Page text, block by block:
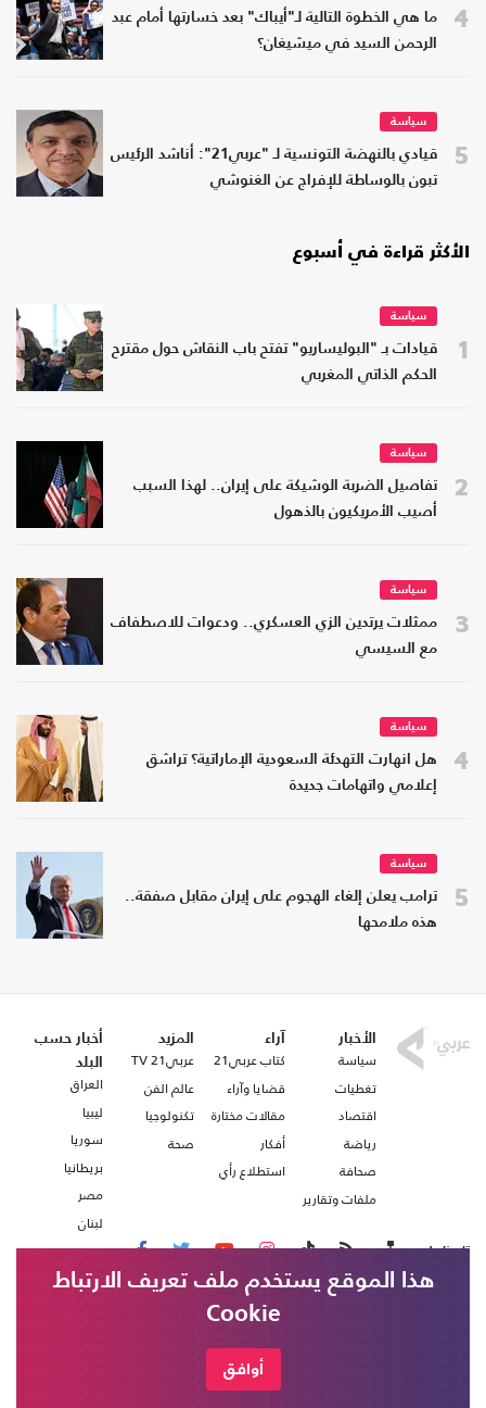
4
ما هي الخطوة التالية لـ"أيباك" بعد خسارتها أمام عبد
الرحمن السيد في ميشيغان؟
5
سياسة
قيادي بالنهضة التونسية لـ "عربي21": أناشد الرئيس
تبون بالوساطة للإفراج عن الغنوشي
الأكثر قراءة في أسبوع
1
سياسة
قيادات بـ "البوليساريو" تفتح باب النقاش حول مقترح
الحكم الذاتي المغربي
2
سياسة
تفاصيل الضربة الوشيكة على إيران.. لهذا السبب
أصيب الأمريكيون بالذهول
3
سياسة
ممثلات يرتدين الزي العسكري.. ودعوات للاصطفاف
مع السيسي
4
سياسة
هل انهارت التهدئة السعودية الإماراتية؟ تراشق
إعلامي واتهامات جديدة
5
سياسة
ترامب يعلن إلغاء الهجوم على إيران مقابل صفقة..
هذه ملامحها
الأخبار
سياسة
تغطيات
اقتصاد
رياضة
صحافة
ملفات وتقارير
آراء
كتاب عربي21
قضايا وآراء
مقالات مختارة
أفكار
استطلاع رأي
المزيد
عربي21 TV
عالم الفن
تكنولوجيا
صحة
أخبار حسب
البلد
العراق
ليبيا
سوريا
بريطانيا
مصر
لبنان
تابعنا على
هذا الموقع يستخدم ملف تعريف الارتباط
Cookie
أوافق